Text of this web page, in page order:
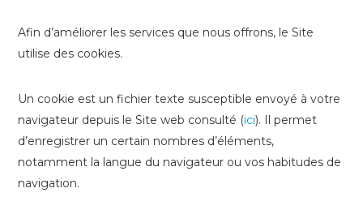
Afin d’améliorer les services que nous offrons, le Site
utilise des cookies.
Un cookie est un fichier texte susceptible envoyé à votre
navigateur depuis le Site web consulté (ici). Il permet
d’enregistrer un certain nombres d’éléments,
notamment la langue du navigateur ou vos habitudes de
navigation.